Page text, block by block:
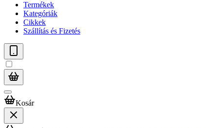
Termékek
Kategóriák
Cikkek
Szállítás és Fizetés
Kosár